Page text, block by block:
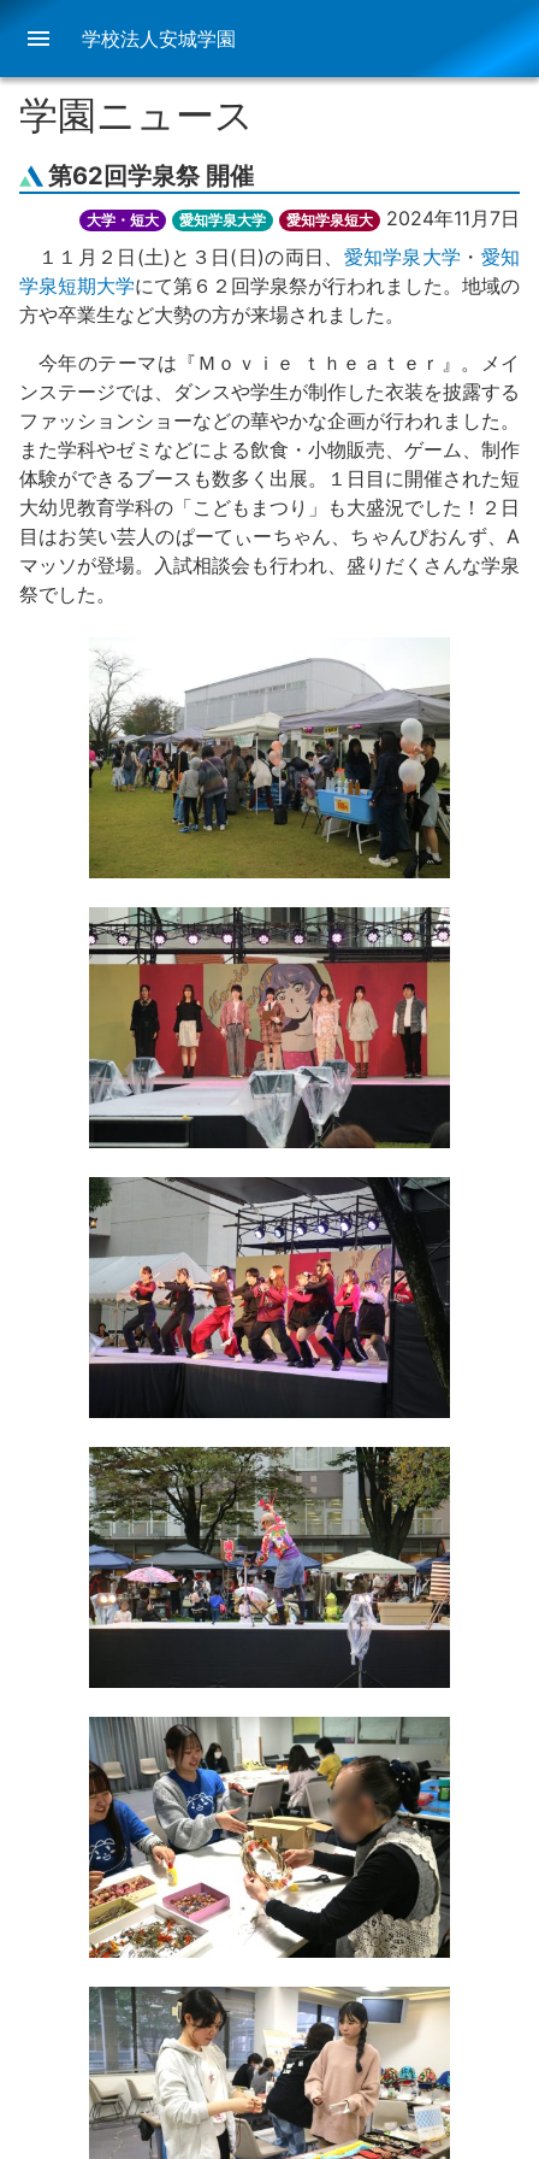
menu 学校法人安城学園
学園ニュース
第62回学泉祭 開催
大学・短大 愛知学泉大学 愛知学泉短大
2024年11月7日
１１月２日(土)と３日(日)の両日、 愛知学泉大学 ・ 愛知
学泉短期大学にて第６２回学泉祭が行われました。地域の
方や卒業生など大勢の方が来場されました。
今年のテーマは『Ｍｏｖｉｅ ｔｈｅａｔｅｒ』。メイ
ンステージでは、ダンスや学生が制作した衣装を披露する
ファッションショーなどの華やかな企画が行われました。
また学科やゼミなどによる飲食・小物販売、ゲーム、制作
体験ができるブースも数多く出展。１日目に開催された短
大幼児教育学科の「こどもまつり」も大盛況でした！２日
目はお笑い芸人のぱーてぃーちゃん、ちゃんぴおんず、A
マッソが登場。入試相談会も行われ、盛りだくさんな学泉
祭でした。